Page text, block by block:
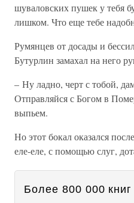
шуваловских пушек у тебя
лишком. Что еще тебе
Румянцев от досады и
Бутурлин замахал на него
– Ну ладно, черт с тобой,
Отправляйся с Богом в
выпьем.
Но этот бокал оказался
еле-еле, с помощью слуг,
Более 800 000